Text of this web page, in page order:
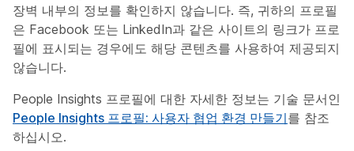
장벽 내부의 정보를 확인하지 않습니다. 즉, 귀하의 프로필
은 Facebook 또는 LinkedIn과 같은 사이트의 링크가 프로
필에 표시되는 경우에도 해당 콘텐츠를 사용하여 제공되지
않습니다.
People Insights 프로필에 대한 자세한 정보는 기술 문서인
People Insights 프로필: 사용자 협업 환경 만들기를 참조
하십시오.